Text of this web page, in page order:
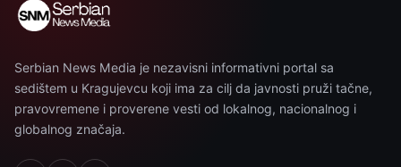
Serbian News Media je nezavisni informativni portal sa
sedištem u Kragujevcu koji ima za cilj da javnosti pruži tačne,
pravovremene i proverene vesti od lokalnog, nacionalnog i
globalnog značaja.